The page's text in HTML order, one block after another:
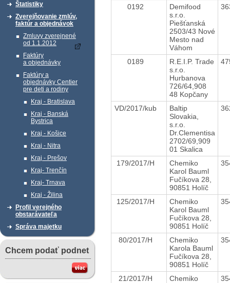
Štatistiky
Zverejňovanie zmlúv,
faktúr a objednávok
Zmluvy zverejnené
od 1.1.2012
Faktúry
a objednávky
Faktúry a
objednávky Centier
pre deti a rodiny
Kraj - Bratislava
Kraj - Banská
Bystrica
Kraj - Košice
Kraj - Nitra
Kraj - Prešov
Kraj- Trenčín
Kraj- Trnava
Kraj - Žilina
Profil verejného
obstarávateľa
Správa majetku
Chcem podať podnet
0192
Demifood
s.r.o.
Piešťanská
2503/43 Nové
Mesto nad
Váhom
0189
R.E.I.P. Trade
s.r.o.
Hurbanova
726/64,908
48 Kopčany
VD/2017/kub
Baltip
Slovakia,
s.r.o.
Dr.Clementisa
2702/69,909
01 Skalica
179/2017/H
Chemiko
Karol Bauml
Fučíkova 28,
90851 Holíč
125/2017/H
Chemiko
Karol Bauml
Fučíkova 28,
90851 Holíč
80/2017/H
Chemiko
Karola Bauml
Fučíkova 28,
90851 Holíč
21/2017/H
Chemiko